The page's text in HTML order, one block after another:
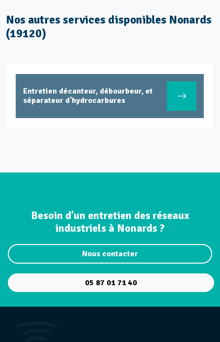
Nos autres services disponibles Nonards
(19120)
Entretien décanteur, débourbeur, et
séparateur d'hydrocarbures
Besoin d’un entretien des réseaux
industriels à Nonards ?
Nous contacter
05 87 01 71 40